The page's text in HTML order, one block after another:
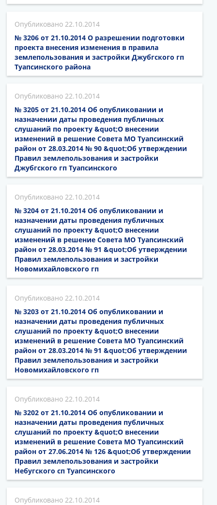
22.10.2014
№ 3206 от 21.10.2014 О разрешении подготовки
проекта внесения изменения в правила
землепользования и застройки Джубгского гп
Туапсинского района
22.10.2014
№ 3205 от 21.10.2014 Об опубликовании и
назначении даты проведения публичных
слушаний по проекту &quot;О внесении
изменений в решение Совета МО Туапсинский
район от 28.03.2014 № 90 &quot;Об утверждении
Правил землепользования и застройки
Джубгского гп Туапсинского
22.10.2014
№ 3204 от 21.10.2014 Об опубликовании и
назначении даты проведения публичных
слушаний по проекту &quot;О внесении
изменений в решение Совета МО Туапсинский
район от 28.03.2014 № 91 &quot;Об утверждении
Правил землепользования и застройки
Новомихайловского гп
22.10.2014
№ 3203 от 21.10.2014 Об опубликовании и
назначении даты проведения публичных
слушаний по проекту &quot;О внесении
изменений в решение Совета МО Туапсинский
район от 28.03.2014 № 91 &quot;Об утверждении
Правил землепользования и застройки
Новомихайловского гп
22.10.2014
№ 3202 от 21.10.2014 Об опубликовании и
назначении даты проведения публичных
слушаний по проекту &quot;О внесении
изменений в решение Совета МО Туапсинский
район от 27.06.2014 № 126 &quot;Об утверждении
Правил землепользования и застройки
Небугского сп Туапсинского
22.10.2014